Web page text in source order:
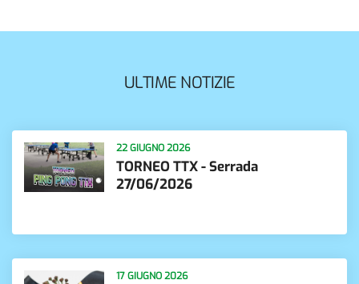
ULTIME NOTIZIE
22 GIUGNO 2026
TORNEO TTX - Serrada
27/06/2026
17 GIUGNO 2026